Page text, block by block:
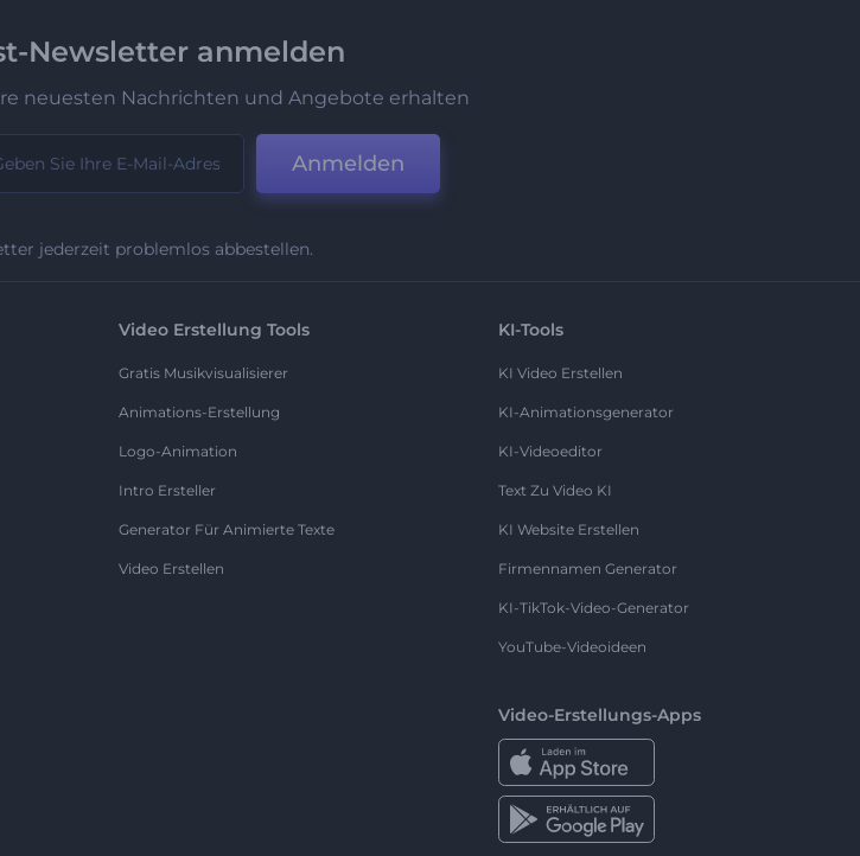
Newsletter anmelden
neuesten Nachrichten und Angebote erhalten
Anmelden
jederzeit problemlos abbestellen.
Video Erstellung Tools
Gratis Musikvisualisierer
Animations-Erstellung
Logo-Animation
Intro Ersteller
Generator Für Animierte Texte
Video Erstellen
KI-Tools
KI Video Erstellen
KI-Animationsgenerator
KI-Videoeditor
Text Zu Video KI
KI Website Erstellen
Firmennamen Generator
KI-TikTok-Video-Generator
YouTube-Videoideen
Video-Erstellungs-Apps